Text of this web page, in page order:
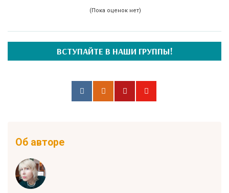
(Пока оценок нет)
ВСТУПАЙТЕ В НАШИ ГРУППЫ!
Об авторе